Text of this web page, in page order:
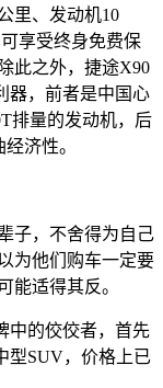
里、发动机10
享受终身免费保
此之外，捷途X90
器，前者是中国心
排量的发动机，后
济性。
，不舍得为自己
为他们购车一定要
能适得其反。
的佼佼者，首先
型SUV，价格上已